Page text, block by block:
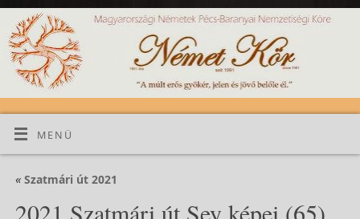
MENÜ
«Szatmári út 2021
2021 Szatmári út Sey képei (65)